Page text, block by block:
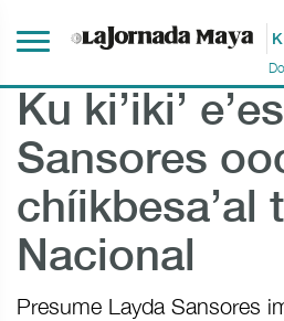
Ku ki’iki’
Sansores
chíikbesa’al
Nacional
Presume Layda Sansores